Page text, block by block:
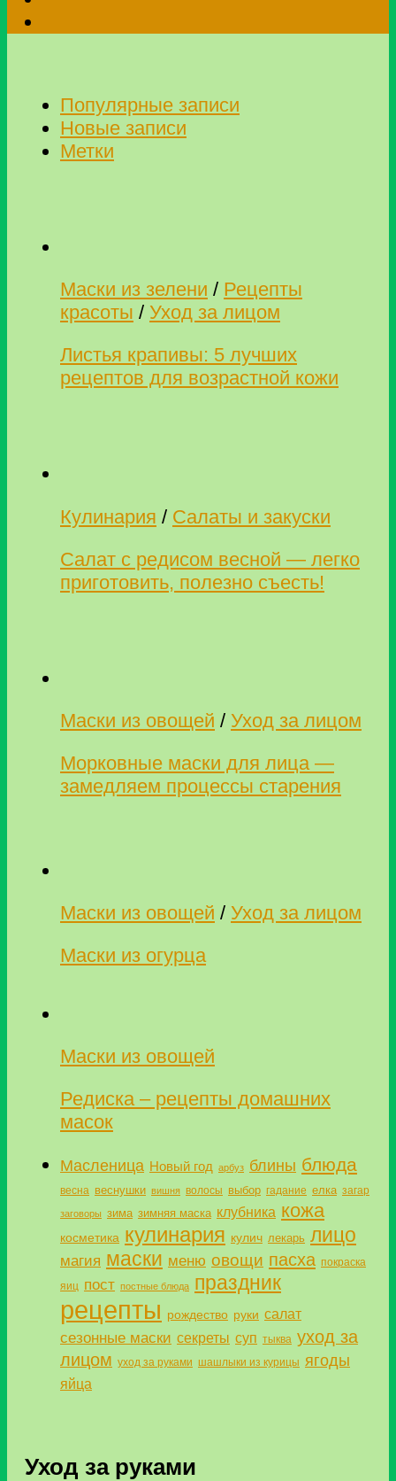
Популярные записи
Новые записи
Метки
Маски из зелени / Рецепты
красоты / Уход за лицом
Листья крапивы: 5 лучших
рецептов для возрастной кожи
Кулинария / Салаты и закуски
Салат с редисом весной — легко
приготовить, полезно съесть!
Маски из овощей / Уход за лицом
Морковные маски для лица —
замедляем процессы старения
Маски из овощей / Уход за лицом
Маски из огурца
Маски из овощей
Редиска – рецепты домашних
масок
Масленица Новый год арбуз блины блюда
весна веснушки вишня волосы выбор гадание елка загар
заговоры зима зимняя маска клубника кожа
косметика кулинария кулич лекарь лицо
магия маски меню овощи пасха покраска
яиц пост постные блюда праздник
рецепты рождество руки салат
сезонные маски секреты суп тыква уход за
лицом уход за руками шашлыки из курицы ягоды
яйца
Уход за руками